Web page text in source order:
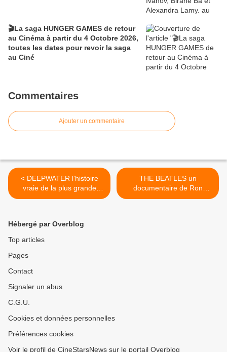
🎬La saga HUNGER GAMES de retour
au Cinéma à partir du 4 Octobre 2026,
toutes les dates pour revoir la saga
au Ciné
Commentaires
Ajouter un commentaire
< DEEPWATER l’histoire
vraie de la plus grande
catastrophe pétrolière au
THE BEATLES un
documentaire de Ron
Howard au Ciné en séance
Hébergé par Overblog
Top articles
Pages
Contact
Signaler un abus
C.G.U.
Cookies et données personnelles
Préférences cookies
Voir le profil de CineStarsNews sur le portail Overblog